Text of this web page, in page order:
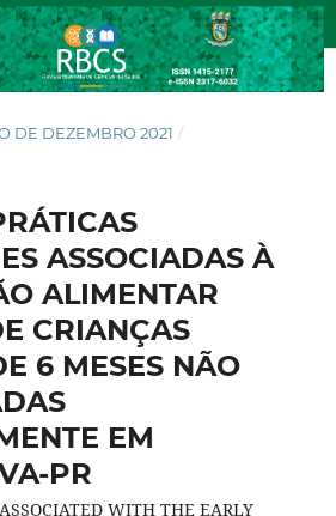
DE DEZEMBRO 2021 /
ASSOCIADAS À
ALIMENTAR
CRIANÇAS
6 MESES NÃO
EM
PR
WITH THE EARLY